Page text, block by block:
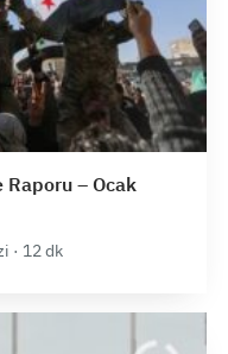
– Ocak
· 12 dk